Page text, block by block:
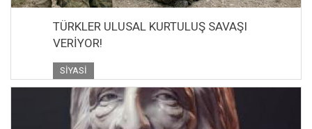
TÜRKLER ULUSAL KURTULUŞ SAVAŞI
VERİYOR!
SIYASI